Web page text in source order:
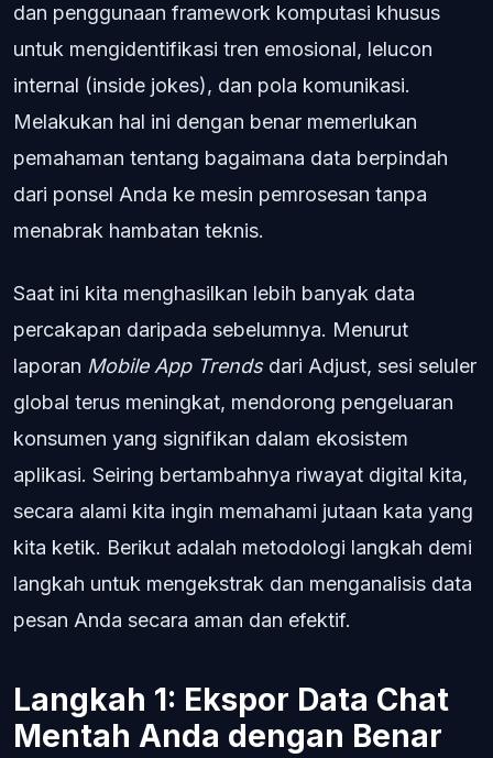
dan penggunaan framework komputasi khusus
untuk mengidentifikasi tren emosional, lelucon
internal (inside jokes), dan pola komunikasi.
Melakukan hal ini dengan benar memerlukan
pemahaman tentang bagaimana data berpindah
dari ponsel Anda ke mesin pemrosesan tanpa
menabrak hambatan teknis.
Saat ini kita menghasilkan lebih banyak data
percakapan daripada sebelumnya. Menurut
laporan Mobile App Trendsdari Adjust, sesi seluler
global terus meningkat, mendorong pengeluaran
konsumen yang signifikan dalam ekosistem
aplikasi. Seiring bertambahnya riwayat digital kita,
secara alami kita ingin memahami jutaan kata yang
kita ketik. Berikut adalah metodologi langkah demi
langkah untuk mengekstrak dan menganalisis data
pesan Anda secara aman dan efektif.
Langkah 1: Ekspor Data Chat
Mentah Anda dengan Benar